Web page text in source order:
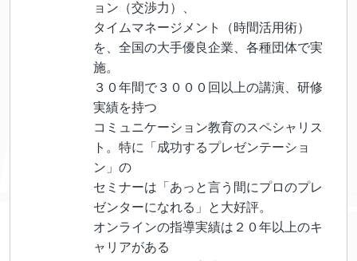
ョン（交渉力）、
タイムマネージメント（時間活用術）
を、全国の大手優良企業、各種団体で実
施。
３０年間で３０００回以上の講演、研修
実績を持つ
コミュニケーション教育のスペシャリス
ト。特に「成功するプレゼンテーショ
ン」の
セミナーは「あっと言う間にプロのプレ
ゼンターになれる」と大好評。
オンラインの指導実績は２０年以上のキ
ャリアがある